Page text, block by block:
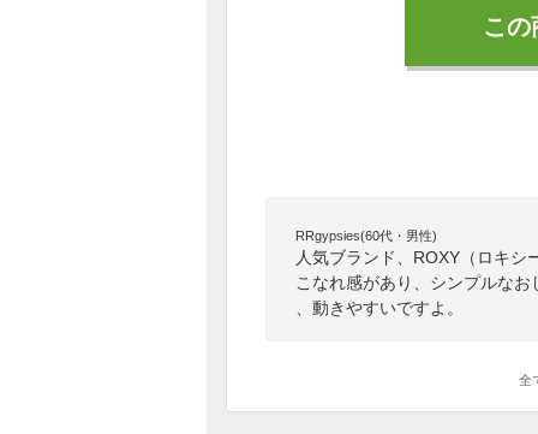
こ
RRgypsies(60代・男性)
人気ブランド、ROXY（ロキ
こなれ感があり、シンプルな
、動きやすいですよ。
全